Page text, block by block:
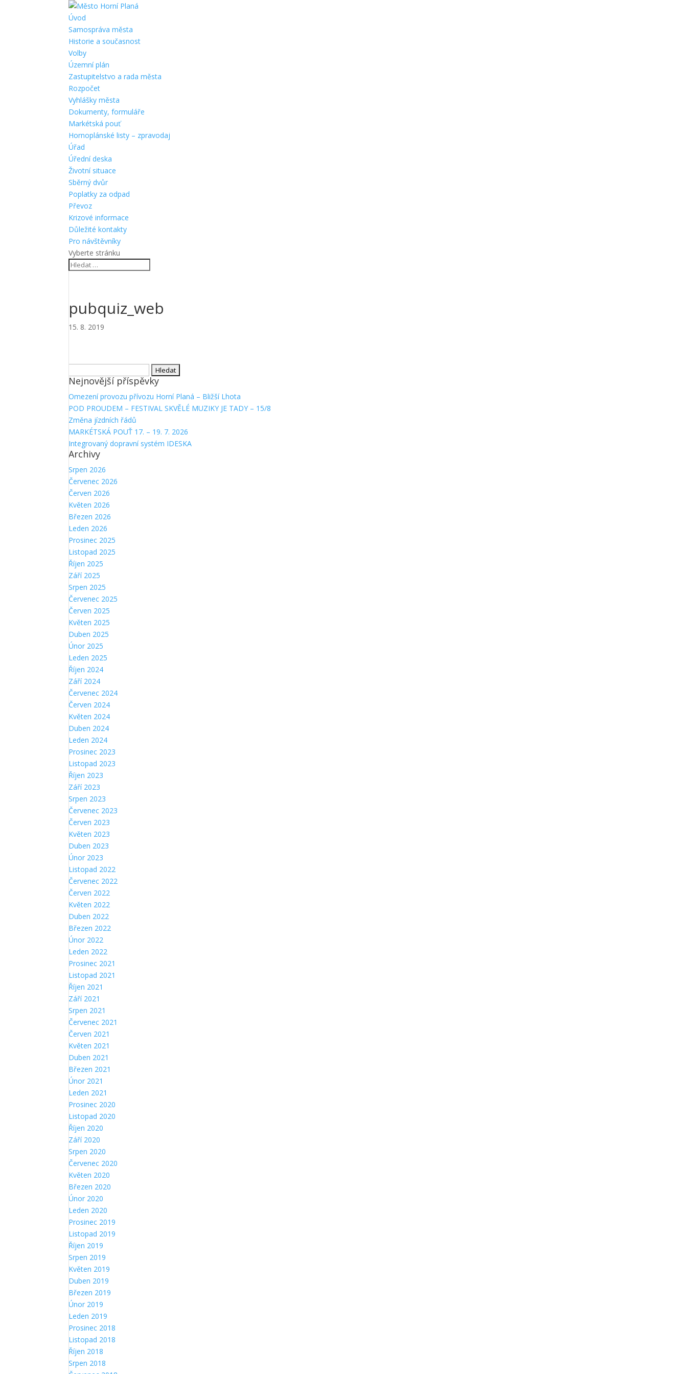
Úvod
Samospráva města
Historie a současnost
Volby
Územní plán
Zastupitelstvo a rada města
Rozpočet
Vyhlášky města
Dokumenty, formuláře
Markétská pouť
Hornoplánské listy – zpravodaj
Úřad
Úřední deska
Životní situace
Sběrný dvůr
Poplatky za odpad
Převoz
Krizové informace
Důležité kontakty
Pro návštěvníky
Vyberte stránku
pubquiz_web
15. 8. 2019
Nejnovější příspěvky
Omezení provozu přívozu Horní Planá – Bližší Lhota
POD PROUDEM – FESTIVAL SKVĚLÉ MUZIKY JE TADY – 15/8
Změna jízdních řádů
MARKÉTSKÁ POUŤ 17. – 19. 7. 2026
Integrovaný dopravní systém IDESKA
Archivy
Srpen 2026
Červenec 2026
Červen 2026
Květen 2026
Březen 2026
Leden 2026
Prosinec 2025
Listopad 2025
Říjen 2025
Září 2025
Srpen 2025
Červenec 2025
Červen 2025
Květen 2025
Duben 2025
Únor 2025
Leden 2025
Říjen 2024
Září 2024
Červenec 2024
Červen 2024
Květen 2024
Duben 2024
Leden 2024
Prosinec 2023
Listopad 2023
Říjen 2023
Září 2023
Srpen 2023
Červenec 2023
Červen 2023
Květen 2023
Duben 2023
Únor 2023
Listopad 2022
Červenec 2022
Červen 2022
Květen 2022
Duben 2022
Březen 2022
Únor 2022
Leden 2022
Prosinec 2021
Listopad 2021
Říjen 2021
Září 2021
Srpen 2021
Červenec 2021
Červen 2021
Květen 2021
Duben 2021
Březen 2021
Únor 2021
Leden 2021
Prosinec 2020
Listopad 2020
Říjen 2020
Září 2020
Srpen 2020
Červenec 2020
Květen 2020
Březen 2020
Únor 2020
Leden 2020
Prosinec 2019
Listopad 2019
Říjen 2019
Srpen 2019
Květen 2019
Duben 2019
Březen 2019
Únor 2019
Leden 2019
Prosinec 2018
Listopad 2018
Říjen 2018
Srpen 2018